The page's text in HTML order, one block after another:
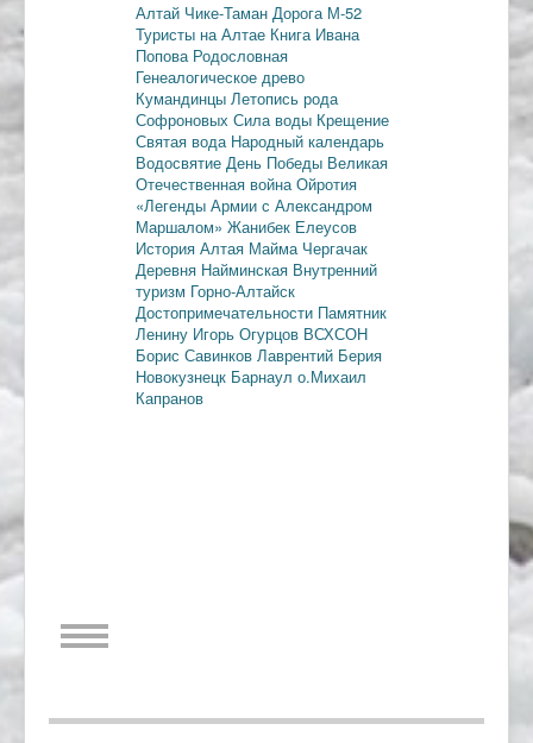
Алтай Чике-Таман Дорога М-52
Туристы на Алтае Книга Ивана
Попова Родословная
Генеалогическое древо
Кумандинцы Летопись рода
Софроновых Сила воды Крещение
Святая вода Народный календарь
Водосвятие День Победы Великая
Отечественная войнаОйротия
«Легенды Армии с Александром
Маршалом» Жанибек Елеусов
История Алтая Майма Чергачак
Деревня Найминская Внутренний
туризм Горно-Алтайск
Достопримечательности Памятник
Ленину Игорь Огурцов ВСХСОН
Борис Савинков Лаврентий Берия
Новокузнецк Барнаул о.Михаил
Капранов